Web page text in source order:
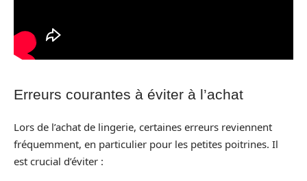
Erreurs courantes à éviter à l’achat
Lors de l’achat de lingerie, certaines erreurs reviennent
fréquemment, en particulier pour les petites poitrines. Il
est crucial d’éviter :